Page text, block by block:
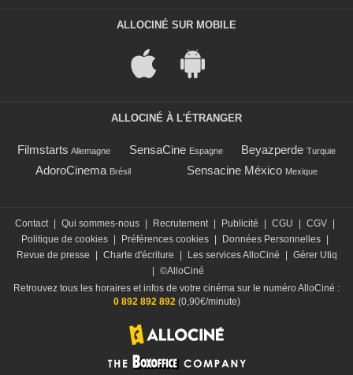
ALLOCINÉ SUR MOBILE
ALLOCINÉ À L'ÉTRANGER
Filmstarts Allemagne SensaCine Espagne Beyazperde Turquie
AdoroCinema Brésil Sensacine México Mexique
Contact Qui sommes-nous Recrutement Publicité CGU CGV
Politique de cookies
Préférences cookies Données Personnelles
Revue de presse
Charte d'écriture Les services AlloCiné
Gérer Utiq
©AlloCiné
Retrouvez tous les horaires et infos de votre cinéma sur le numéro AlloCiné :
0 892 892 892(0,90€/minute)